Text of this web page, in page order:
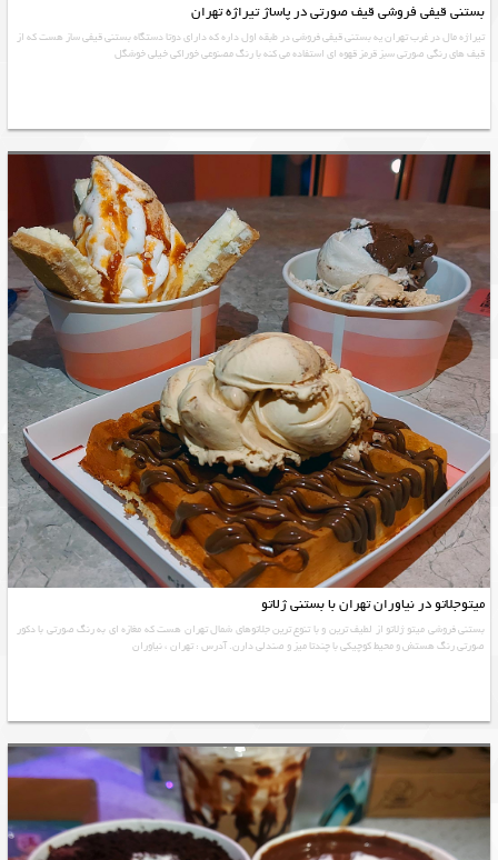
بستنی قیفی فروشی قیف صورتی در پاساژ تیراژه تهران
تیراژه مال در غرب تهران یه بستنی قیفی فروشی در طبقه اول داره که دارای دوتا دستگاه بستنی قیفی ساز هست که از
قیف های رنگی صورتی سبز قرمز قهوه ای استفاده می کنه با رنگ مصنوعی خوراکی خیلی خوشگل
میتوجلاتو در نیاوران تهران با بستنی ژلاتو
بستنی فروشی میتو ژلاتو از لطیف ترین و با تنوع ترین جلاتوهای شمال تهران هست که مغازه ای به رنگ صورتی با دکور
صورتی رنگ هستش و محیط کوچیکی با چندتا میز و صندلی دارن. آدرس : تهران ، نیاوران